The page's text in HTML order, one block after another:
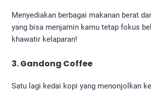
Menyediakan berbagai makanan berat
yang bisa menjamin kamu tetap fokus
khawatir kelaparan!
3. Gandong Coffee
Satu lagi kedai kopi yang menonjolkan